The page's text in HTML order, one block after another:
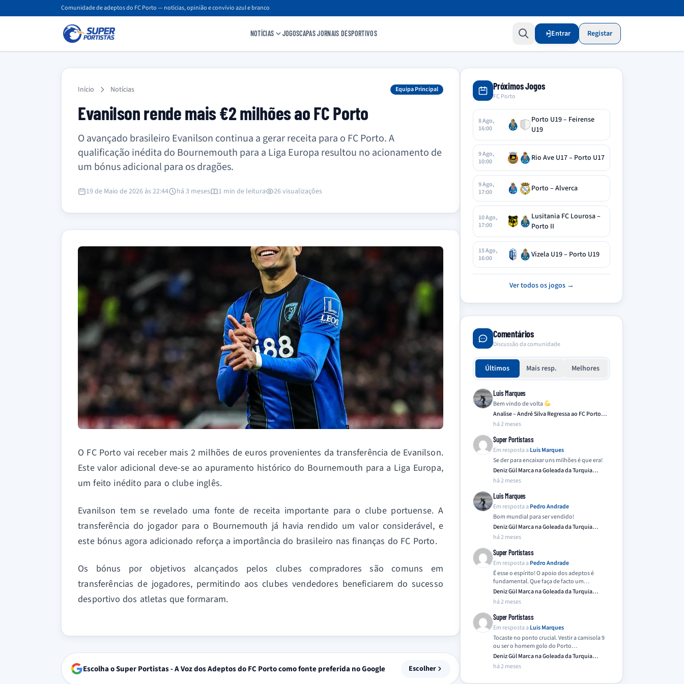
Comunidade de adeptos do FC Porto — notícias, opinião e convívio azul e branco
NOTÍCIAS JOGOSCAPAS JORNAIS DESPORTIVOS Entrar Registar
Início Notícias Equipa Principal
Evanilson rende mais €2 milhões ao FC Porto
O avançado brasileiro Evanilson continua a gerar receita para o FC Porto. A
qualificação inédita do Bournemouth para a Liga Europa resultou no acionamento de
um bónus adicional para os dragões.
19 de Maio de 2026 às 22:44 há 3 meses 1 min de leitura 26 visualizações
O FC Porto vai receber mais 2 milhões de euros provenientes da transferência de Evanilson.
Este valor adicional deve-se ao apuramento histórico do Bournemouth para a Liga Europa,
um feito inédito para o clube inglês.
Evanilson tem se revelado uma fonte de receita importante para o clube portuense. A
transferência do jogador para o Bournemouth já havia rendido um valor considerável, e
este bónus agora adicionado reforça a importância do brasileiro nas finanças do FC Porto.
Os bónus por objetivos alcançados pelos clubes compradores são comuns em
transferências de jogadores, permitindo aos clubes vendedores beneficiarem do sucesso
desportivo dos atletas que formaram.
Escolha o Super Portistas - A Voz dos Adeptos do FC Porto como fonte preferida no Google Escolher
Próximos Jogos
FC Porto
8 Ago,
16:00
Porto U19 – Feirense
U19
9 Ago,
10:00
Rio Ave U17 – Porto U17
9 Ago,
17:00
Porto – Alverca
10 Ago,
17:00
Lusitania FC Lourosa –
Porto II
15 Ago,
16:00
Vizela U19 – Porto U19
Ver todos os jogos →
Comentários
Discussão da comunidade
Últimos Mais resp. Melhores
Luis Marques
Bem vindo de volta
Analise – André Silva Regressa ao FC Porto…
há 2 meses
Super Portistass
Em resposta a Luis Marques
Se der para encaixar uns milhões é que era!
Deniz Gül Marca na Goleada da Turquia
Frente…
há 2 meses
Luis Marques
Em resposta a Pedro Andrade
Bom mundial para ser vendido!
Deniz Gül Marca na Goleada da Turquia
Frente…
há 2 meses
Super Portistass
Em resposta a Pedro Andrade
É esse o espírito! O apoio dos adeptos é
fundamental. Que faça de facto um…
Deniz Gül Marca na Goleada da Turquia
Frente…
há 2 meses
Super Portistass
Em resposta a Luis Marques
Tocaste no ponto crucial. Vestir a camisola 9
ou ser o homem golo do Porto…
Deniz Gül Marca na Goleada da Turquia
Frente…
há 2 meses